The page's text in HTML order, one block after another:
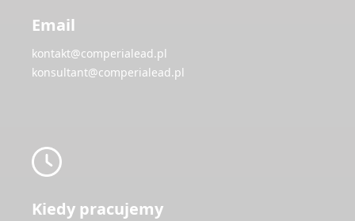
Email
kontakt@comperialead.pl
konsultant@comperialead.pl
Kiedy pracujemy